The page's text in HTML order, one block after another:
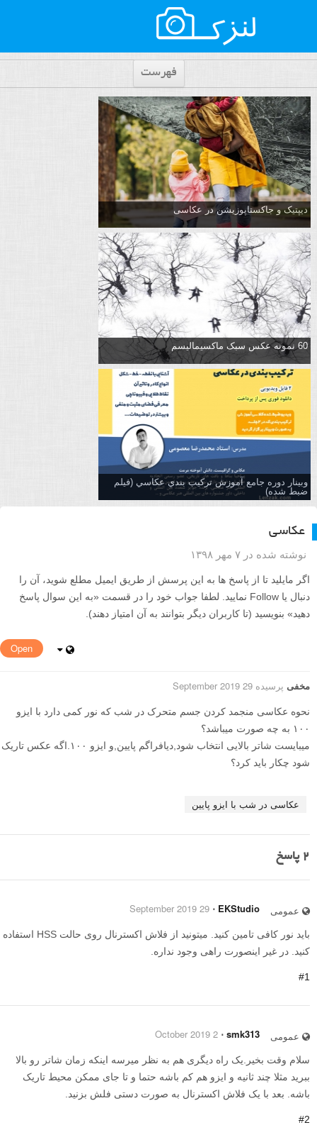
فهرست
دیپتیک و جاکستا‌پوزیشن در عکاسی
60 نمونه عکس سبک ماکسیمالیسم
وبینار دوره جامع آموزش تركيب بندي عكاسي (فیلم
ضبط شده)
عکاسی
نوشته شده در ۷ مهر ۱۳۹۸
اگر مایلید تا از پاسخ ها به این پرسش از طریق ایمیل مطلع شوید، آن را
دنبال یا Follow نمایید. لطفا جواب خود را در قسمت «به این سوال پاسخ
دهید» بنویسید (تا کاربران دیگر بتوانند به آن امتیاز دهند).
Open
مخفی پرسیده 29 September 2019
نحوه عکاسی منجمد کردن جسم متحرک در شب که نور کمی دارد با ایزو
۱۰۰ به چه صورت میباشد؟
میبایست شاتر بالایی انتخاب شود,دیافراگم پایین,و ایزو ۱۰۰.اگه عکس تاریک
شود چکار باید کرد؟
عکاسی در شب با ایزو پایین
2 پاسخ
عمومی EKStudio
⋅
29 September 2019
باید نور کافی تامین کنید. میتونید از فلاش اکسترنال روی حالت HSS استفاده
کنید. در غیر اینصورت راهی وجود نداره.
#1
عمومی smk313
⋅
2 October 2019
سلام وقت بخیر.یک راه دیگری هم به نظر میرسه اینکه زمان شاتر رو بالا
ببرید مثلا چند ثانیه و ایزو هم کم باشه حتما و تا جای ممکن محیط تاریک
باشه. بعد با یک فلاش اکسترنال به صورت دستی فلش بزنید.
#2